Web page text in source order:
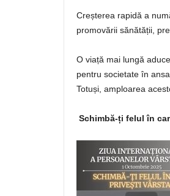
Creșterea rapidă a
promovării sănătății,
O viață mai lungă
pentru societate în
Totuși, amploarea
Schimbă-ți felul în